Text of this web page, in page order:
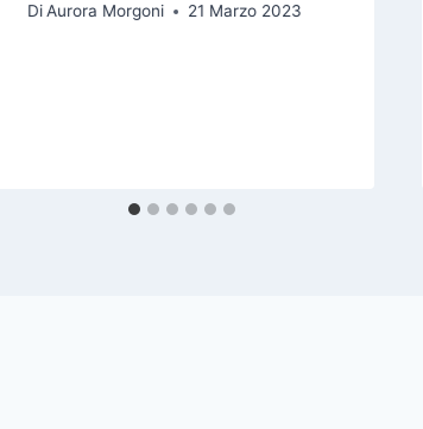
Di Aurora Morgoni 21 Marzo 2023